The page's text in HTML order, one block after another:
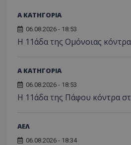
Α ΚΑΤΗΓΟΡΙΑ
06.08.2026 - 18:53
Η 11άδα της Ομόνοιας
Α ΚΑΤΗΓΟΡΙΑ
06.08.2026 - 18:53
Η 11άδα της Πάφου κόντρα
ΑΕΛ
06.08.2026 - 18:34